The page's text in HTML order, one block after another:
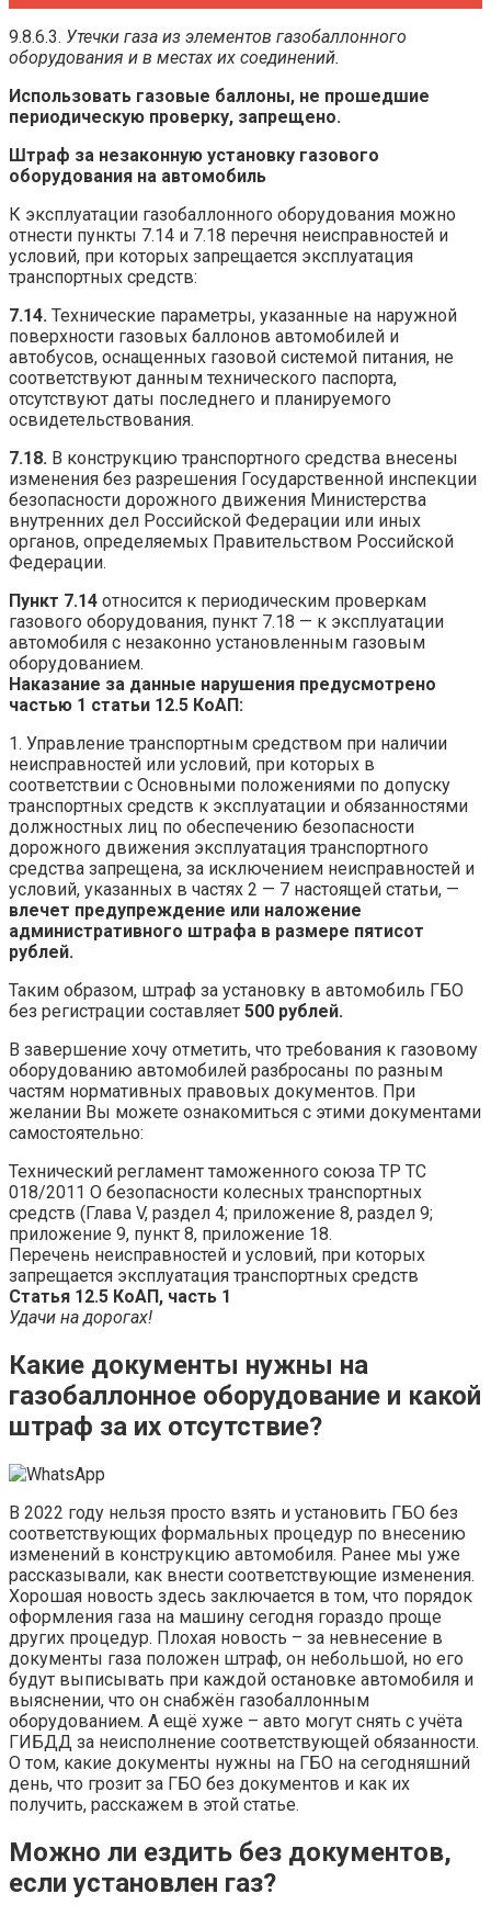
9.8.6.3. Утечки газа из элементов газобаллонного
оборудования и в местах их соединений.
Использовать газовые баллоны, не прошедшие
периодическую проверку, запрещено.
Штраф за незаконную установку газового
оборудования на автомобиль
К эксплуатации газобаллонного оборудования можно
отнести пункты 7.14 и 7.18 перечня неисправностей и
условий, при которых запрещается эксплуатация
транспортных средств:
7.14. Технические параметры, указанные на наружной
поверхности газовых баллонов автомобилей и
автобусов, оснащенных газовой системой питания, не
соответствуют данным технического паспорта,
отсутствуют даты последнего и планируемого
освидетельствования.
7.18. В конструкцию транспортного средства внесены
изменения без разрешения Государственной инспекции
безопасности дорожного движения Министерства
внутренних дел Российской Федерации или иных
органов, определяемых Правительством Российской
Федерации.
Пункт 7.14 относится к периодическим проверкам
газового оборудования, пункт 7.18 — к эксплуатации
автомобиля с незаконно установленным газовым
оборудованием.
Наказание за данные нарушения предусмотрено
частью 1 статьи 12.5 КоАП:
1. Управление транспортным средством при наличии
неисправностей или условий, при которых в
соответствии с Основными положениями по допуску
транспортных средств к эксплуатации и обязанностями
должностных лиц по обеспечению безопасности
дорожного движения эксплуатация транспортного
средства запрещена, за исключением неисправностей и
условий, указанных в частях 2 — 7 настоящей статьи, —
влечет предупреждение или наложение
административного штрафа в размере пятисот
рублей.
Таким образом, штраф за установку в автомобиль ГБО
без регистрации составляет 500 рублей.
В завершение хочу отметить, что требования к газовому
оборудованию автомобилей разбросаны по разным
частям нормативных правовых документов. При
желании Вы можете ознакомиться с этими документами
самостоятельно:
Технический регламент таможенного союза ТР ТС
018/2011 О безопасности колесных транспортных
средств (Глава V, раздел 4; приложение 8, раздел 9;
приложение 9, пункт 8, приложение 18.
Перечень неисправностей и условий, при которых
запрещается эксплуатация транспортных средств
Статья 12.5 КоАП, часть 1
Удачи на дорогах!
Какие документы нужны на
газобаллонное оборудование и какой
штраф за их отсутствие?
В 2022 году нельзя просто взять и установить ГБО без
соответствующих формальных процедур по внесению
изменений в конструкцию автомобиля. Ранее мы уже
рассказывали, как внести соответствующие изменения.
Хорошая новость здесь заключается в том, что порядок
оформления газа на машину сегодня гораздо проще
других процедур. Плохая новость – за невнесение в
документы газа положен штраф, он небольшой, но его
будут выписывать при каждой остановке автомобиля и
выяснении, что он снабжён газобаллонным
оборудованием. А ещё хуже – авто могут снять с учёта
ГИБДД за неисполнение соответствующей обязанности.
О том, какие документы нужны на ГБО на сегодняшний
день, что грозит за ГБО без документов и как их
получить, расскажем в этой статье.
Можно ли ездить без документов,
если установлен газ?